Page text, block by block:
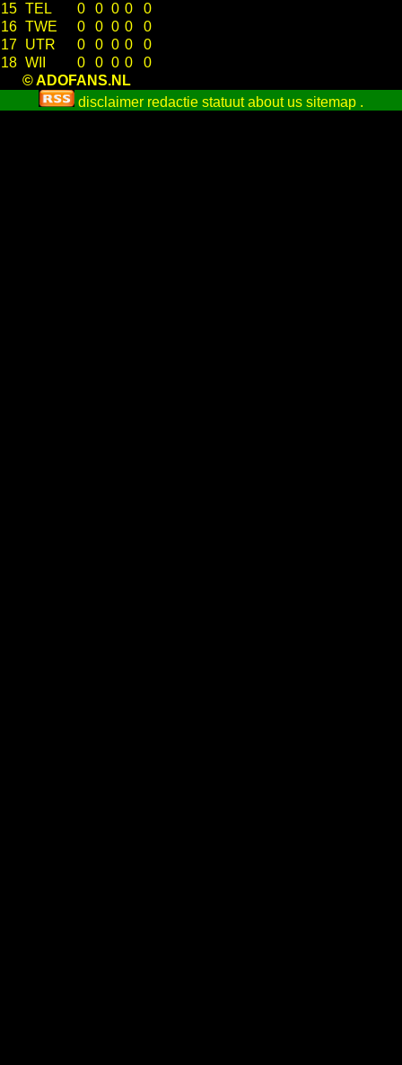
15 TEL 0 0 0 0
0
16 TWE 0 0 0 0
0
17 UTR 0 0 0 0
0
18 WII 0 0 0 0
0
© ADOFANS.NL
disclaimer redactie statuut about us sitemap .